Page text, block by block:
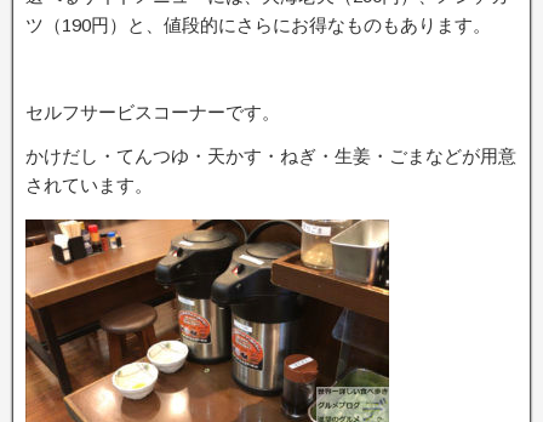
ツ（190円）と、値段的にさらにお得なものもあります。
セルフサービスコーナーです。
かけだし・てんつゆ・天かす・ねぎ・生姜・ごまなどが用意
されています。